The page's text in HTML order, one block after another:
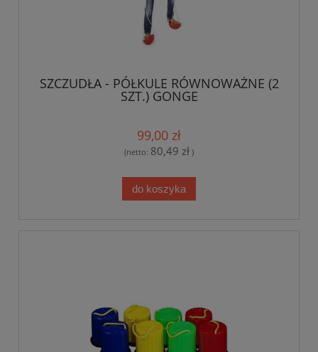
SZCZUDŁA - PÓŁKULE RÓWNOWAŻNE (2
SZT.) GONGE
99,00 zł
(netto: 80,49 zł )
do koszyka